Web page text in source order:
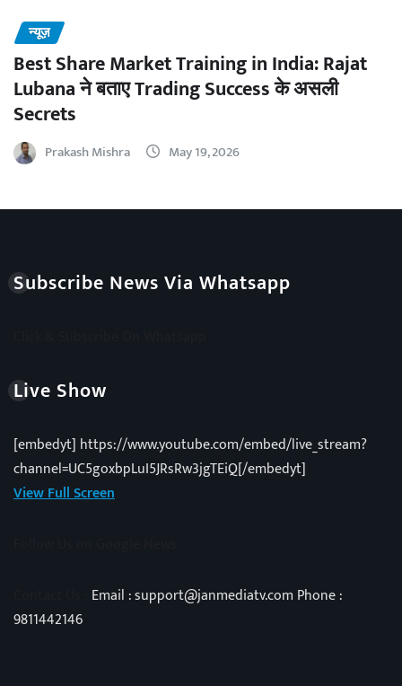
न्यूज़
Best Share Market Training in India: Rajat
Lubana ने बताए Trading Success के असली
Secrets
Prakash Mishra May 19, 2026
Subscribe News Via Whatsapp
Live Show
[embedyt] https://www.youtube.com/embed/live_stream?
channel=UC5goxbpLuI5JRsRw3jgTEiQ[/embedyt]
View Full Screen
Email : support@janmediatv.com Phone :
9811442146